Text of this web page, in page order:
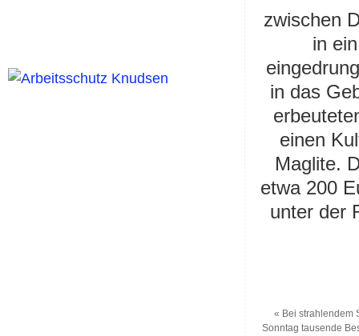
zwischen
in
in das
einen
Maglite.
etwa 200
unter der
« Bei strahlendem
Sonntag tausende